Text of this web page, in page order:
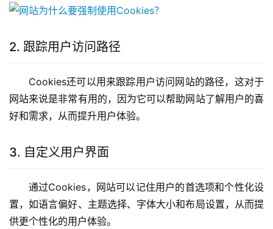
2. 跟踪用户访问路径
Cookies还可以用来跟踪用户访问网站的路径，这对于
网站来说是非常有用的，因为它可以帮助网站了解用户的喜
好和需求，从而提升用户体验。
3. 自定义用户界面
通过Cookies，网站可以记住用户的首选项和个性化设
置，如语言偏好、主题选择、字体大小和布局设置，从而提
供更个性化的用户体验。